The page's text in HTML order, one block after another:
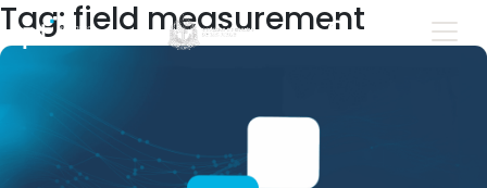
Tag: field measurement